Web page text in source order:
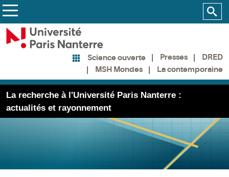
Science ouverte Presses
DRED
MSH Mondes
La contemporaine
La recherche à l'Université Paris Nanterre :
actualités et rayonnement